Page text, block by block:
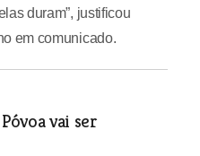
duram”, justificou
em comunicado.
vai ser